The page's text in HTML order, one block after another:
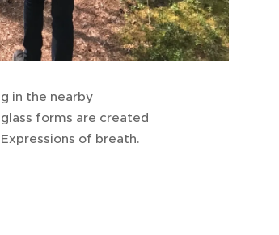
in the nearby
forms are created
of breath.